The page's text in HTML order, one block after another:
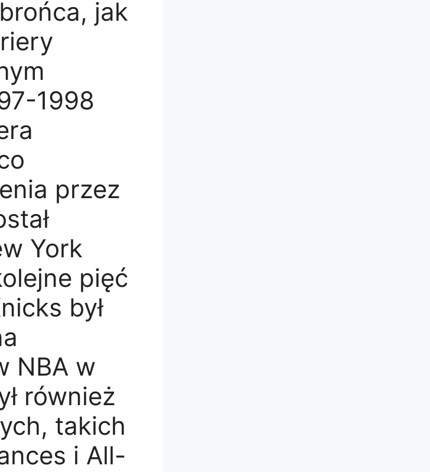
jak
1998
przez
York
pięć
był
NBA w
również
takich
i All-